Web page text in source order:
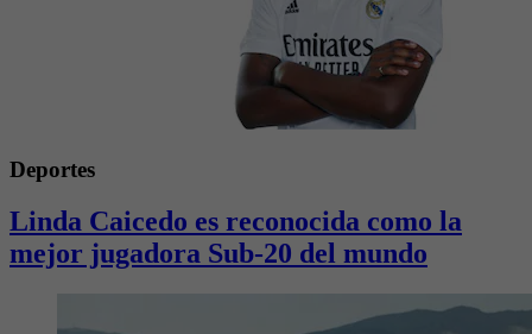
Deportes
Linda Caicedo es reconocida como la
mejor jugadora Sub-20 del mundo